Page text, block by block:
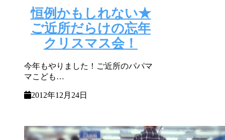
恒例かもしれない★
ご近所だらけの忘年
クリスマス会！
今年もやりました！ご近所のパパマ
マこども…
2012年12月24日